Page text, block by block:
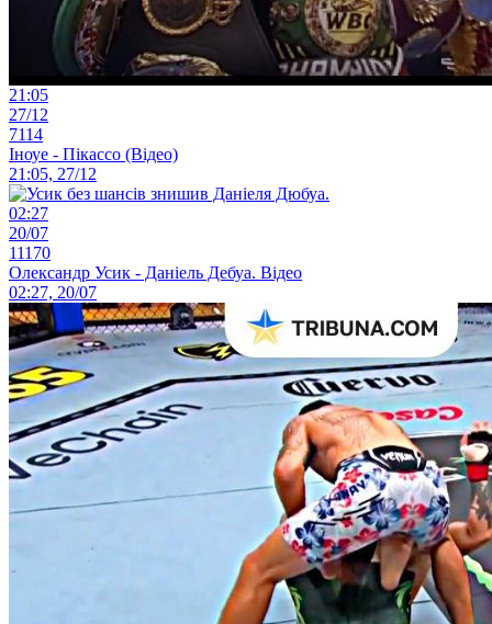
21:05
27/12
7114
Іноуе - Пікассо (Відео)
21:05, 27/12
02:27
20/07
11170
Олександр Усик - Даніель Дебуа. Відео
02:27, 20/07